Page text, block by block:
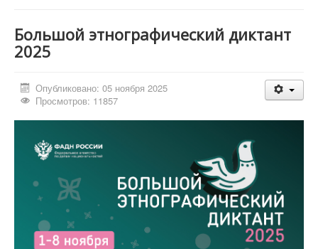
Меры социальной поддержки
Большой этнографический диктант
2025
Опубликовано: 05 ноября 2025
Просмотров: 11857